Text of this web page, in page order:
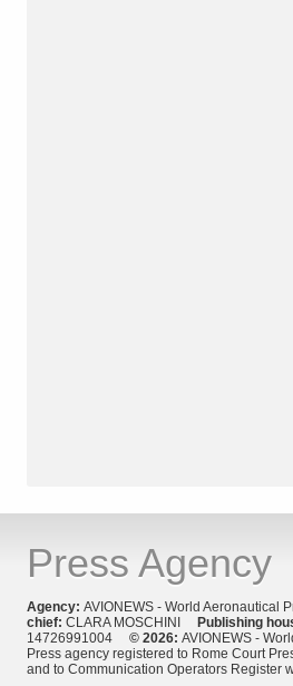
Press Agency
Agency: AVIONEWS - World Aeronautical
chief: CLARA MOSCHINI Publishing
14726991004 © 2026: AVIONEWS -
Press agency registered to Rome Court
and to Communication Operators Register